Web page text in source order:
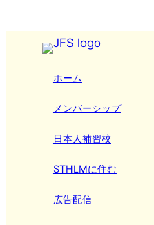
ホーム
メンバーシップ
日本人補習校
STHLMに住む
広告配信